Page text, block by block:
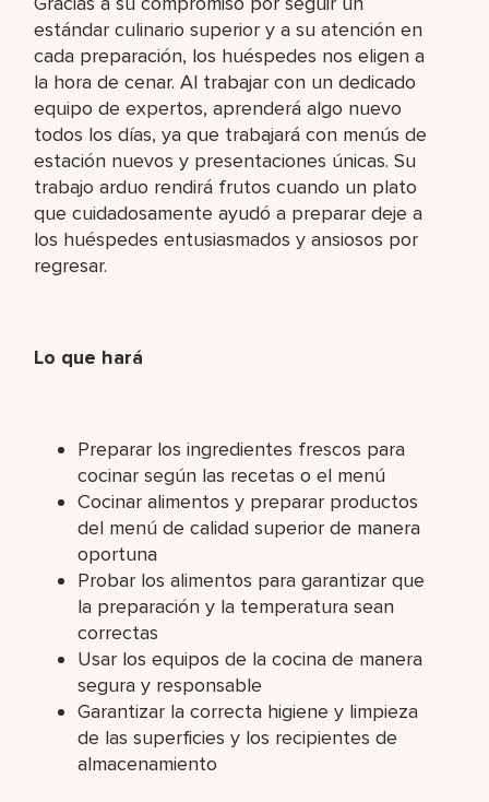
estándar culinario superior y a su atención en
cada preparación, los huéspedes nos eligen a
la hora de cenar. Al trabajar con un dedicado
equipo de expertos, aprenderá algo nuevo
todos los días, ya que trabajará con menús de
estación nuevos y presentaciones únicas. Su
trabajo arduo rendirá frutos cuando un plato
que cuidadosamente ayudó a preparar deje a
los huéspedes entusiasmados y ansiosos por
regresar.
Lo que hará
Preparar los ingredientes frescos para
cocinar según las recetas o el menú
Cocinar alimentos y preparar productos
del menú de calidad superior de manera
oportuna
Probar los alimentos para garantizar que
la preparación y la temperatura sean
correctas
Usar los equipos de la cocina de manera
segura y responsable
Garantizar la correcta higiene y limpieza
de las superficies y los recipientes de
almacenamiento